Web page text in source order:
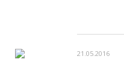
21.05.2016